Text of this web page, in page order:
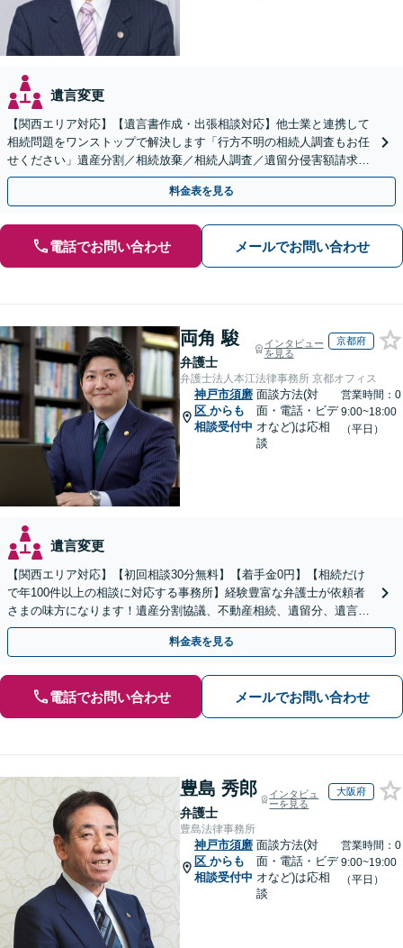
遺言変更
【関西エリア対応】【遺言書作成・出張相談対応】他士業と連携して
相続問題をワンストップで解決します「行方不明の相続人調査もお任
せください」遺産分割／相続放棄／相続人調査／遺留分侵害額請求／
登記など【休日・夜間面談可】【分割払い対応】
料金表を見る
電話でお問い合わせ メールでお問い合わせ
両角 駿
弁護士
インタビュー
を見る
京都府
弁護士法人本江法律事務所 京都オフィス
神戸市須磨
区 からも
相談受付中
面談方法(対
面・電話・ビデ
オなど)は応相
談
営業時間：0
9:00~18:00
（平日）
遺言変更
【関西エリア対応】【初回相談30分無料】【着手金0円】【相続だけ
で年100件以上の相談に対応する事務所】経験豊富な弁護士が依頼者
さまの味方になります！遺産分割協議、不動産相続、遺留分、遺言書
の作成など【烏丸御池駅7分】
料金表を見る
電話でお問い合わせ メールでお問い合わせ
豊島 秀郎
弁護士
インタビュ
ーを見る
大阪府
豊島法律事務所
神戸市須磨
区 からも
相談受付中
面談方法(対
面・電話・ビデ
オなど)は応相
談
営業時間：0
9:00~19:00
（平日）